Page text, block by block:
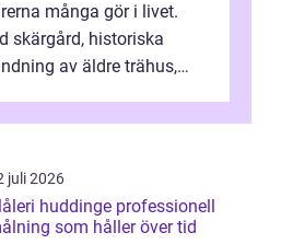
många gör i livet.
skärgård, historiska
av äldre trähus,
juli 2026
huddinge professionell
som håller över tid